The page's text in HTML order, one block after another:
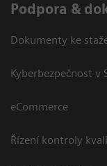
Podpora &
Dokumenty ke
Kyberbezpečnost v
eCommerce
Řízení kontroly